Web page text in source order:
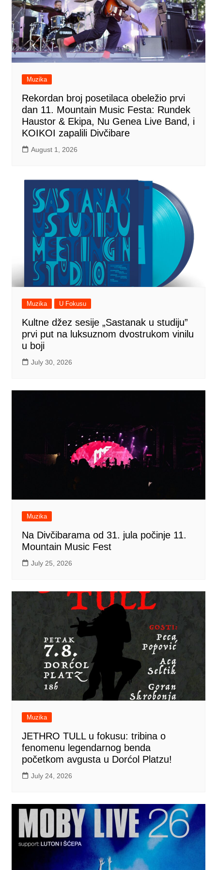
Muzika
Rekordan broj posetilaca obeležio prvi
dan 11. Mountain Music Festa: Rundek
Haustor & Ekipa, Nu Genea Live Band, i
KOIKOI zapalili Divčibare
August 1, 2026
Muzika U Fokusu
Kultne džez sesije „Sastanak u studiju”
prvi put na luksuznom dvostrukom vinilu
u boji
July 30, 2026
Muzika
Na Divčibarama od 31. jula počinje 11.
Mountain Music Fest
July 25, 2026
Muzika
JETHRO TULL u fokusu: tribina o
fenomenu legendarnog benda
početkom avgusta u Dorćol Platzu!
July 24, 2026